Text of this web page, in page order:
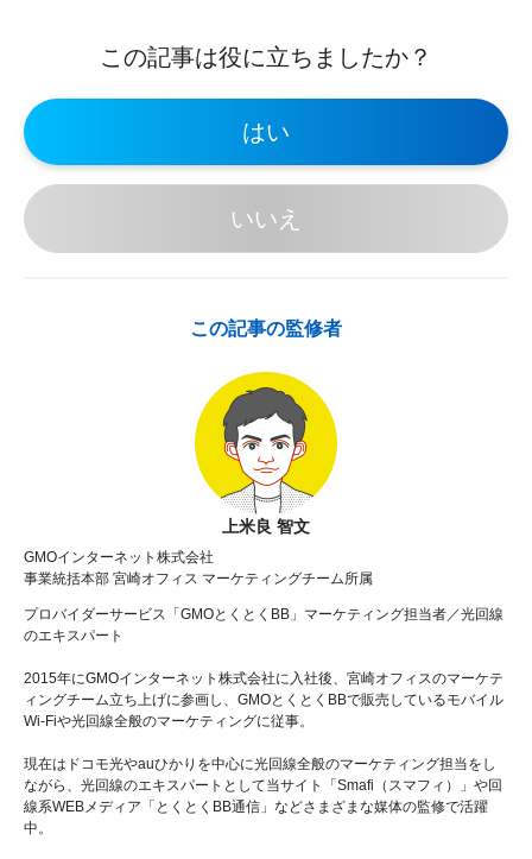
この記事は役に立ちましたか？
はい
いいえ
この記事の監修者
上米良 智文
GMOインターネット株式会社
事業統括本部 宮崎オフィス マーケティングチーム所属
プロバイダーサービス「GMOとくとくBB」マーケティング担当者／光回線
のエキスパート
2015年にGMOインターネット株式会社に入社後、宮崎オフィスのマーケテ
ィングチーム立ち上げに参画し、GMOとくとくBBで販売しているモバイル
Wi-Fiや光回線全般のマーケティングに従事。
現在はドコモ光やauひかりを中心に光回線全般のマーケティング担当をし
ながら、光回線のエキスパートとして当サイト「Smafi（スマフィ）」や回
線系WEBメディア「とくとくBB通信」などさまざまな媒体の監修で活躍
中。